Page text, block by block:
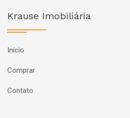
Krause Imobiliária
Início
Comprar
Contato